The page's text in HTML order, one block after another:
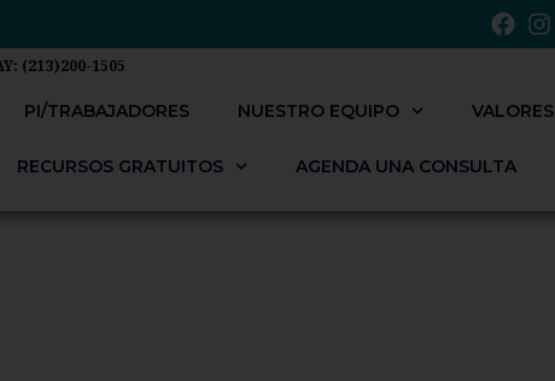
(213)200-1505
PI/TRABAJADORES​ NUESTRO EQUIPO VALORES
RECURSOS GRATUITOS AGENDA UNA CONSULTA